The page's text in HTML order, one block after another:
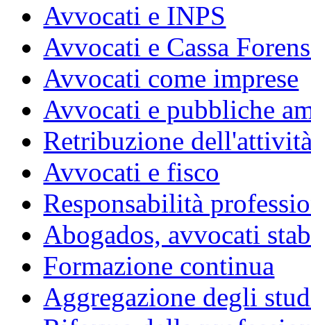
Avvocati e INPS
Avvocati e Cassa
Avvocati come imprese
Avvocati e pubbliche
Retribuzione
Avvocati e fisco
Responsabilità
Abogados, avvocati
Formazione continua
Aggregazione degli